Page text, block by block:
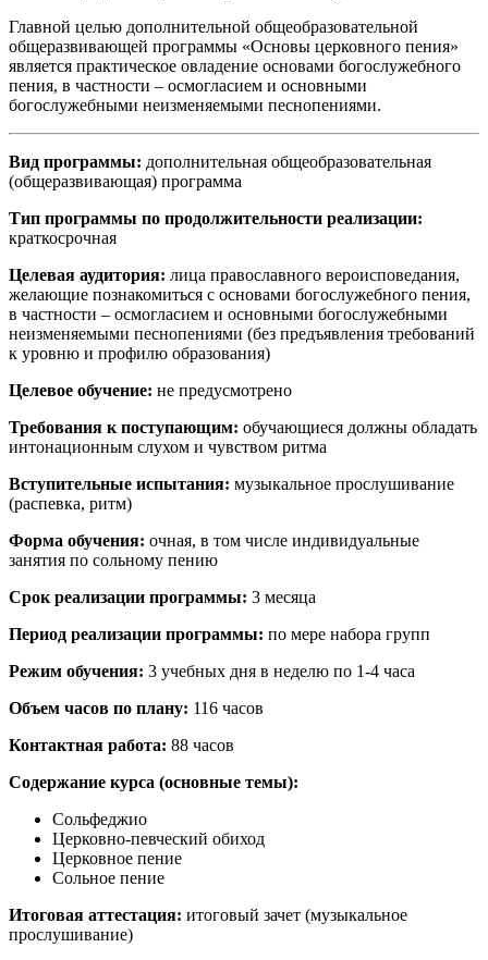
Главной целью дополнительной общеобразовательной
общеразвивающей программы «Основы церковного пения»
является практическое овладение основами богослужебного
пения, в частности – осмогласием и основными
богослужебными неизменяемыми песнопениями.
Вид программы: дополнительная общеобразовательная
(общеразвивающая) программа
Тип программы по продолжительности реализации:
краткосрочная
Целевая аудитория: лица православного вероисповедания,
желающие познакомиться с основами богослужебного пения,
в частности – осмогласием и основными богослужебными
неизменяемыми песнопениями (без предъявления требований
к уровню и профилю образования)
Целевое обучение: не предусмотрено
Требования к поступающим: обучающиеся должны обладать
интонационным слухом и чувством ритма
Вступительные испытания: музыкальное прослушивание
(распевка, ритм)
Форма обучения: очная, в том числе индивидуальные
занятия по сольному пению
Срок реализации программы: 3 месяца
Период реализации программы: по мере набора групп
Режим обучения: 3 учебных дня в неделю по 1-4 часа
Объем часов по плану: 116 часов
Контактная работа: 88 часов
Содержание курса (основные темы):
Сольфеджио
Церковно-певческий обиход
Церковное пение
Сольное пение
Итоговая аттестация: итоговый зачет (музыкальное
прослушивание)